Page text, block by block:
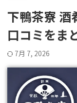
下鴨茶寮 酒
口コミをま
7月 7, 2026